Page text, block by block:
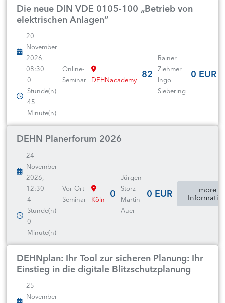
Die neue DIN VDE 0105-100 „Betrieb von
elektrischen Anlagen“
20
November
2026,
08:30
0
Stunde(n)
45
Minute(n)
Online-
Seminar
DEHNacademy 82
Rainer
Ziehmer
Ingo
Siebering
0 EUR
DEHN Planerforum 2026
24
November
2026,
12:30
4
Stunde(n)
0
Minute(n)
Vor-Ort-
Seminar
Köln 0
Jürgen
Storz
Martin
Auer
0 EUR
more
DEHNplan: Ihr Tool zur sicheren Planung: Ihr
Einstieg in die digitale Blitzschutzplanung
25
November